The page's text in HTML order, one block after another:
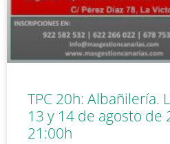
TPC 20h: Albañilería.
13 y 14 de agosto de
21:00h